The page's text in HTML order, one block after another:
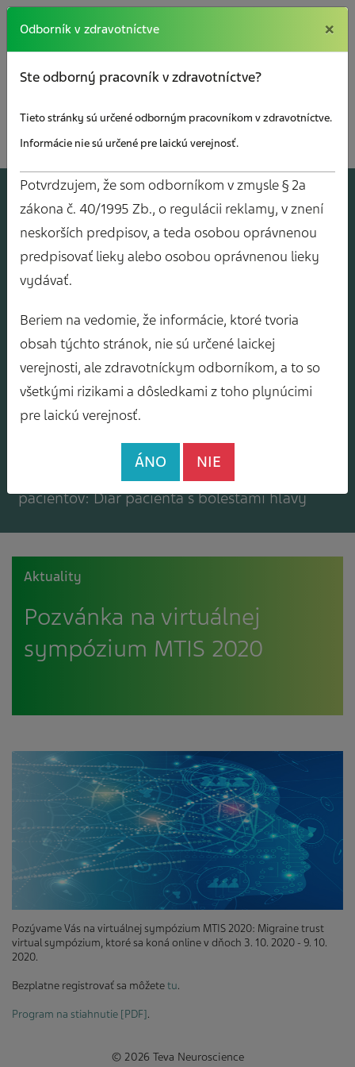
×
AJOV Y
Mám záujem o zasielanie odborného
spravodajcu
pacientov: Diár pacienta s bolesťami hlavy
Aktuality
Pozvánka na virtuálnej
sympózium MTIS 2020
Pozývame Vás na virtuálnej sympózium MTIS 2020: Migraine trust
virtual sympózium, ktoré sa koná online v dňoch 3. 10. 2020 - 9. 10.
2020.
Bezplatne registrovať sa môžetetu.
Program na stiahnutie [PDF].
Odborník v zdravotníctve ×
Ste odborný pracovník v zdravotníctve?
Tieto stránky sú určené odborným pracovníkom v zdravotníctve.
Informácie nie sú určené pre laickú verejnosť.
Potvrdzujem, že som odborníkom v zmysle § 2a
zákona č. 40/1995 Zb., o regulácii reklamy, v znení
neskorších predpisov, a teda osobou oprávnenou
predpisovať lieky alebo osobou oprávnenou lieky
vydávať.
Beriem na vedomie, že informácie, ktoré tvoria
obsah týchto stránok, nie sú určené laickej
verejnosti, ale zdravotníckym odborníkom, a to so
všetkými rizikami a dôsledkami z toho plynúcimi
pre laickú verejnosť.
ÁNO NIE
© 2026 Teva Neuroscience